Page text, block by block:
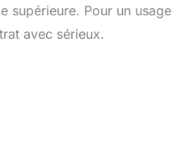
supérieure. Pour un usage
avec sérieux.